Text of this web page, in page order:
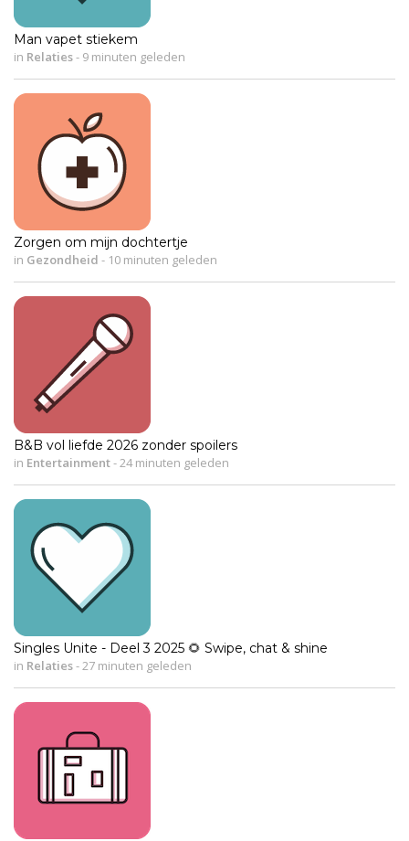
Man vapet stiekem
in Relaties- 9 minuten geleden
Zorgen om mijn dochtertje
in Gezondheid - 10 minuten geleden
B&B vol liefde 2026 zonder spoilers
in Entertainment-24 minuten geleden
Singles Unite - Deel 3 2025 🌻 Swipe, chat & shine
in Relaties-27 minuten geleden